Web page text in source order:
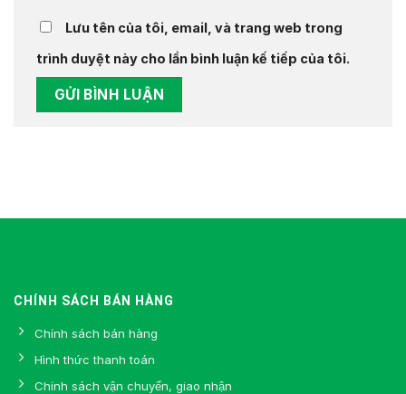
Lưu tên của tôi, email, và trang web trong
trình duyệt này cho lần bình luận kế tiếp của tôi.
CHÍNH SÁCH BÁN HÀNG
Chính sách bán hàng
Hình thức thanh toán
Chính sách vận chuyển, giao nhận